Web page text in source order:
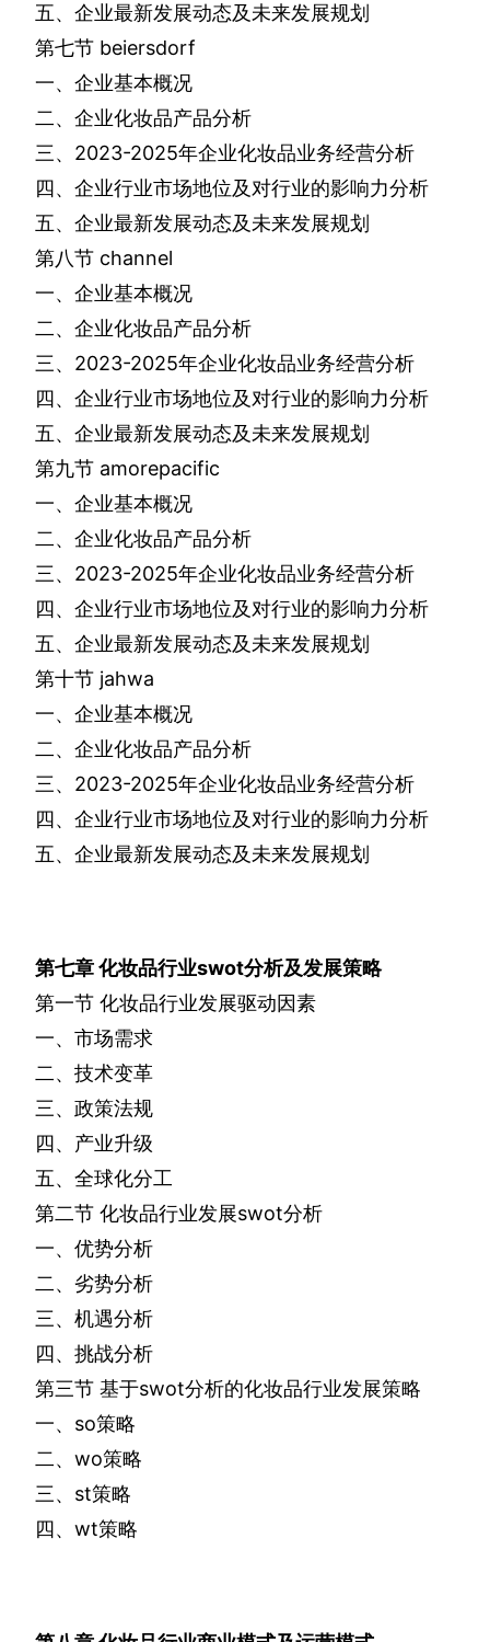
五、企业最新发展动态及未来发展规划
第七节 beiersdorf
一、企业基本概况
二、企业化妆品产品分析
三、 2023-2025年企业化妆品业务经营分析
四、企业行业市场地位及对行业的影响力分析
五、企业最新发展动态及未来发展规划
第八节 channel
一、企业基本概况
二、企业化妆品产品分析
三、 2023-2025年企业化妆品业务经营分析
四、企业行业市场地位及对行业的影响力分析
五、企业最新发展动态及未来发展规划
第九节 amorepacific
一、企业基本概况
二、企业化妆品产品分析
三、 2023-2025年企业化妆品业务经营分析
四、企业行业市场地位及对行业的影响力分析
五、企业最新发展动态及未来发展规划
第十节 jahwa
一、企业基本概况
二、企业化妆品产品分析
三、 2023-2025年企业化妆品业务经营分析
四、企业行业市场地位及对行业的影响力分析
五、企业最新发展动态及未来发展规划
第七章化妆品行业swot分析及发展策略
第一节 化妆品行业发展驱动因素
一、市场需求
二、技术变革
三、政策法规
四、产业升级
五、全球化分工
第二节 化妆品行业发展swot分析
一、优势分析
二、劣势分析
三、机遇分析
四、挑战分析
第三节 基于swot分析的化妆品行业发展策略
一、 so策略
二、 wo策略
三、 st策略
四、 wt策略